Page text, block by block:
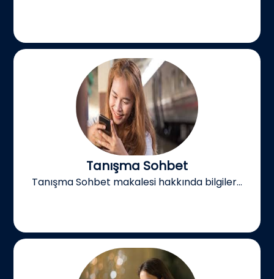
Tanışma Sohbet
Tanışma Sohbet makalesi hakkında bilgiler...